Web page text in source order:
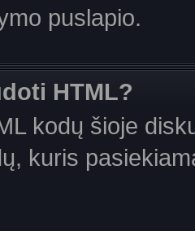
puslapio.
HTML?
kodų šioje
kuris